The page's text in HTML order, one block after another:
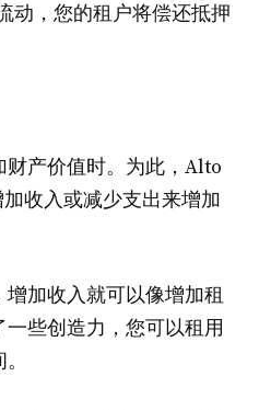
动，您的租户将偿还抵押
产价值时。为此，Alto
收入或减少支出来增加
加收入就可以像增加租
些创造力，您可以租用